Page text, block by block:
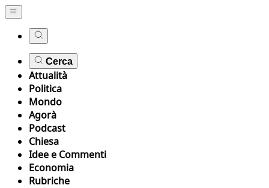
Cerca
Attualità
Politica
Mondo
Agorà
Podcast
Chiesa
Idee e Commenti
Economia
Rubriche